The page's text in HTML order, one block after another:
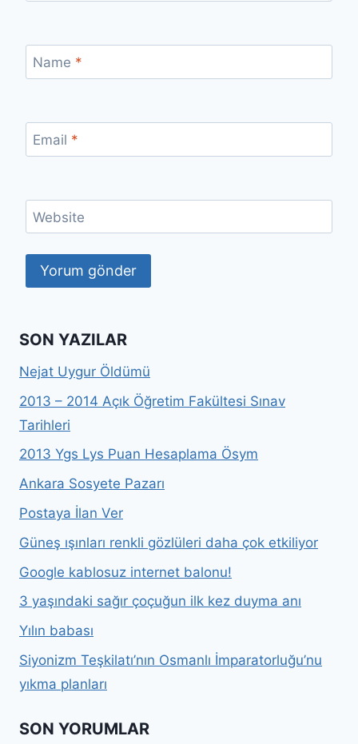
Name *
Email *
Website
SON YAZILAR
Nejat Uygur Öldümü
2013 – 2014 Açık Öğretim Fakültesi Sınav
Tarihleri
2013 Ygs Lys Puan Hesaplama Ösym
Ankara Sosyete Pazarı
Postaya İlan Ver
Güneş ışınları renkli gözlüleri daha çok etkiliyor
Google kablosuz internet balonu!
3 yaşındaki sağır çoçuğun ilk kez duyma anı
Yılın babası
Siyonizm Teşkilatı’nın Osmanlı İmparatorluğu’nu
yıkma planları
SON YORUMLAR